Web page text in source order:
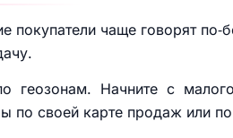
чаще говорят
геозонам. Начните с
по своей карте продаж или